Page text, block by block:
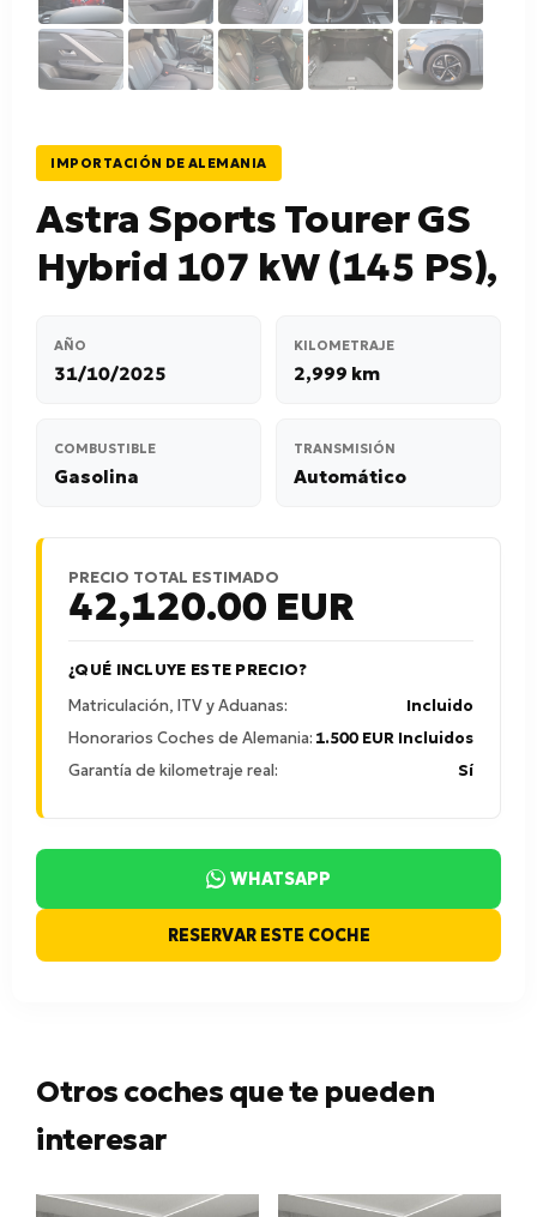
IMPORTACIÓN DE ALEMANIA
Astra Sports Tourer GS
Hybrid 107 kW (145 PS),
AÑO
31/10/2025
KILOMETRAJE
2,999 km
COMBUSTIBLE
Gasolina
TRANSMISIÓN
Automático
PRECIO TOTAL ESTIMADO
42,120.00 EUR
¿QUÉ INCLUYE ESTE PRECIO?
Matriculación, ITV y Aduanas:
Incluido
Honorarios Coches de Alemania: 1.500 EUR Incluidos
Garantía de kilometraje real:
Sí
WHATSAPP
RESERVAR ESTE COCHE
Otros coches que te pueden
interesar